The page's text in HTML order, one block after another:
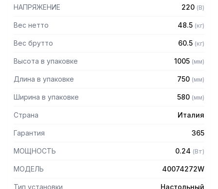
помощи вращающейся рукоятки
– Легко снимаемые нижние скребки для быстрой очистки
НАПРЯЖЕНИЕ 220 (В)
Вес нетто 48.5 (кг)
Вес брутто 60.5 (кг)
Высота в упаковке 1005 (мм)
Длина в упаковке 750 (мм)
Ширина в упаковке 580 (мм)
Страна Италия
Гарантия 365
МОЩНОСТЬ 0.24 (Вт)
МОДЕЛЬ 40074272W
Тип установки Настольный